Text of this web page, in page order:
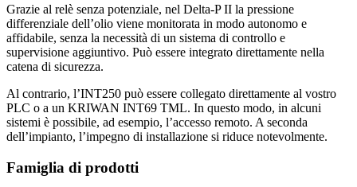
Grazie al relè senza potenziale, nel Delta‑P II la pressione
differenziale dell’olio viene monitorata in modo autonomo e
affidabile, senza la necessità di un sistema di controllo e
supervisione aggiuntivo. Può essere integrato direttamente nella
catena di sicurezza.
Al contrario, l’INT250 può essere collegato direttamente al vostro
PLC o a un KRIWAN INT69 TML. In questo modo, in alcuni
sistemi è possibile, ad esempio, l’accesso remoto. A seconda
dell’impianto, l’impegno di installazione si riduce notevolmente.
Famiglia di prodotti